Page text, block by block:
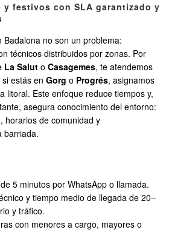
y festivos con SLA garantizado y
Badalona no son un problema:
técnicos distribuidos por zonas. Por
La Salut o Casagemes, te atendemos
estás en Gorg o Progrés, asignamos
litoral. Este enfoque reduce tiempos y,
asegura conocimiento del entorno:
horarios de comunidad y
barriada.
5 minutos por WhatsApp o llamada.
y tiempo medio de llegada de 20–
y tráfico.
con menores a cargo, mayores o